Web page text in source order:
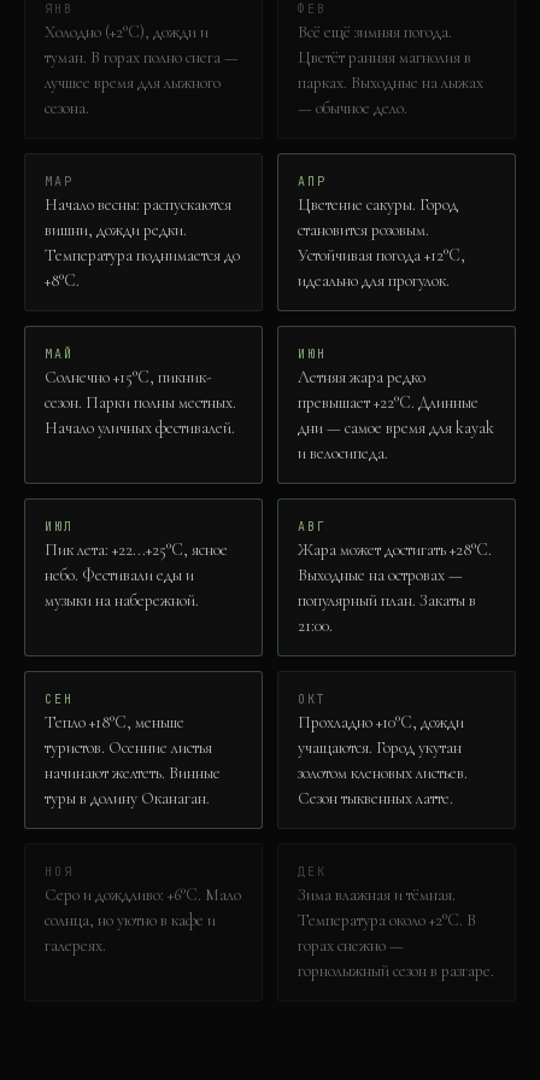
ЯНВ
Холодно (+2°C), дожди и
туман. В горах полно снега —
лучшее время для лыжного
сезона.
ФЕВ
Всё ещё зимняя погода.
Цветёт ранняя магнолия в
парках. Выходные на лыжах
— обычное дело.
МАР
Начало весны: распускаются
вишни, дожди редки.
Температура поднимается до
+8°C.
АПР
Цветение сакуры. Город
становится розовым.
Устойчивая погода +12°C,
идеально для прогулок.
МАЙ
Солнечно +15°C, пикник-
сезон. Парки полны местных.
Начало уличных фестивалей.
ИЮН
Летняя жара редко
превышает +22°C. Длинные
дни — самое время для kayak
и велосипеда.
ИЮЛ
Пик лета: +22...+25°C, ясное
небо. Фестивали еды и
музыки на набережной.
АВГ
Жара может достигать +28°C.
Выходные на островах —
популярный план. Закаты в
21:00.
СЕН
Тепло +18°C, меньше
туристов. Осенние листья
начинают желтеть. Винные
туры в долину Оканаган.
ОКТ
Прохладно +10°C, дожди
учащаются. Город укутан
золотом кленовых листьев.
Сезон тыквенных латте.
НОЯ
Серо и дождливо: +6°C. Мало
солнца, но уютно в кафе и
галереях.
ДЕК
Зима влажная и тёмная.
Температура около +2°C. В
горах снежно —
горнолыжный сезон в разгаре.